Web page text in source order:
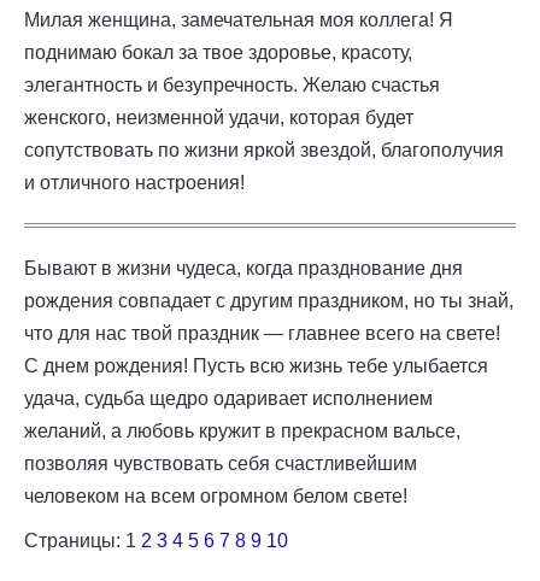
Милая женщина, замечательная моя коллега! Я
поднимаю бокал за твое здоровье, красоту,
элегантность и безупречность. Желаю счастья
женского, неизменной удачи, которая будет
сопутствовать по жизни яркой звездой, благополучия
и отличного настроения!
Бывают в жизни чудеса, когда празднование дня
рождения совпадает с другим праздником, но ты знай,
что для нас твой праздник — главнее всего на свете!
С днем рождения! Пусть всю жизнь тебе улыбается
удача, судьба щедро одаривает исполнением
желаний, а любовь кружит в прекрасном вальсе,
позволяя чувствовать себя счастливейшим
человеком на всем огромном белом свете!
Страницы: 1 2 3 4 5 6 7 8 9 10